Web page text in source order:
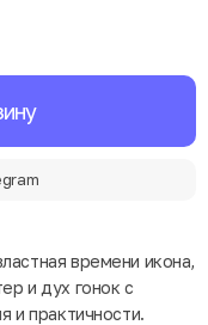
времени икона,
и дух гонок с
и практичности.